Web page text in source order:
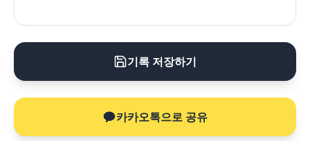
기록 저장하기
카카오톡으로 공유